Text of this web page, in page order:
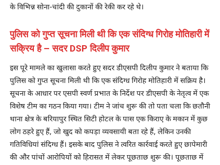
के विभिन्न सोना-चांदी की दुकानों की रेकी कर रहे थे।
पुलिस को गुप्त सूचना मिली थी कि एक संदिग्ध गिरोह मोतिहारी में
सक्रिय है – सदर DSP दिलीप कुमार
इस पूरे मामले का खुलासा करते हुए सदर डीएसपी दिलीप कुमार ने बताया कि
पुलिस को गुप्त सूचना मिली थी कि एक संदिग्ध गिरोह मोतिहारी में सक्रिय है।
सूचना के आधार पर एसपी स्वर्ण प्रभात के निर्देश पर डीएसपी के नेतृत्व में एक
विशेष टीम का गठन किया गया। टीम ने जांच शुरू की तो पता चला कि छतौनी
थाना क्षेत्र के बरियापुर स्थित सिटी होटल के पास एक किराए के मकान में कुछ
लोग ठहरे हुए हैं, जो खुद को कपड़ा व्यवसायी बता रहे हैं, लेकिन उनकी
गतिविधियां संदिग्ध हैं। इसके बाद पुलिस ने त्वरित कार्रवाई करते हुए छापेमारी
की और पांचों आरोपियों को हिरासत में लेकर पूछताछ शुरू की। पूछताछ में